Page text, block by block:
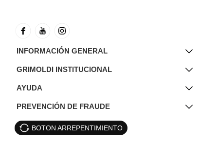
INFORMACIÓN GENERAL
GRIMOLDI INSTITUCIONAL
AYUDA
PREVENCIÓN DE FRAUDE
BOTON ARREPENTIMIENTO